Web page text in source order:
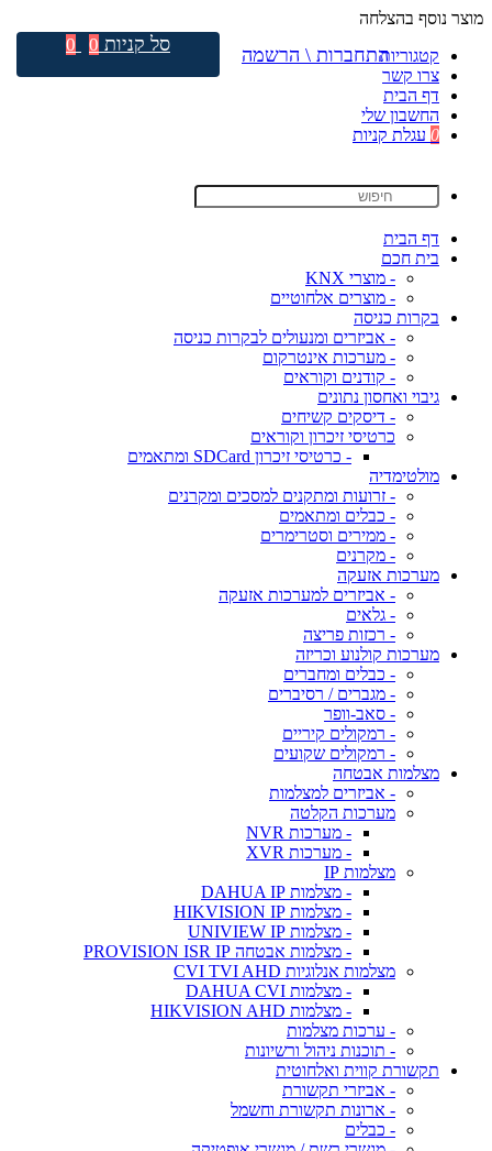
מוצר נוסף בהצלחה
קטגוריות
צרו קשר
דף הבית
החשבון שלי
0 עגלת קניות
דף הבית
בית חכם
- מוצרי KNX
- מוצרים אלחוטיים
בקרות כניסה
- אביזרים ומנעולים לבקרות כניסה
- מערכות אינטרקום
- קודנים וקוראים
גיבוי ואחסון נתונים
- דיסקים קשיחים
כרטיסי זיכרון וקוראים
- כרטיסי זיכרון SDCard ומתאמים
מולטימדיה
- זרועות ומתקנים למסכים ומקרנים
- כבלים ומתאמים
- ממירים וסטרימרים
- מקרנים
מערכות אזעקה
- אביזרים למערכות אזעקה
- גלאים
- רכזות פריצה
מערכות קולנוע וכריזה
- כבלים ומחברים
- מגברים / רסיברים
- סאב-וופר
- רמקולים קיריים
- רמקולים שקועים
מצלמות אבטחה
- אביזרים למצלמות
מערכות הקלטה
- מערכות NVR
- מערכות XVR
מצלמות IP
- מצלמות DAHUA IP
- מצלמות HIKVISION IP
- מצלמות UNIVIEW IP
- מצלמות אבטחה PROVISION ISR IP
מצלמות אנלוגיות CVI TVI AHD
- מצלמות DAHUA CVI
- מצלמות HIKVISION AHD
- ערכות מצלמות
- תוכנות ניהול ורשיונות
תקשורת קווית ואלחוטית
- אביזרי תקשורת
- ארונות תקשורת וחשמל
- כבלים
התחברות \ הרשמה סל קניות 0
0